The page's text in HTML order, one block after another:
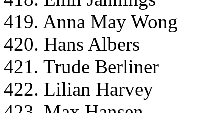
419. Anna May Wong
420. Hans Albers
421. Trude Berliner
422. Lilian Harvey